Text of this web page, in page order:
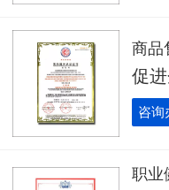
商品
促
咨询
职业